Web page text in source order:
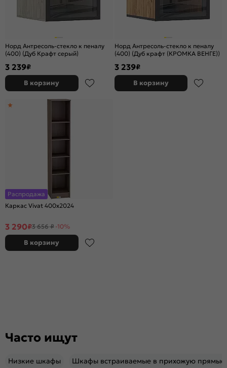
Норд Антресоль-стекло к пеналу
(400) (Дуб Крафт серый)
3 239₽
В корзину
Норд Антресоль-стекло к пеналу
(400) (Дуб крафт (КРОМКА ВЕНГЕ))
3 239₽
В корзину
Распродажа
Каркас Vivat 400x2024
3 290₽3 656 ₽ -10%
В корзину
Часто ищут
Низкие шкафы Шкафы встраиваемые в прихожую прямые